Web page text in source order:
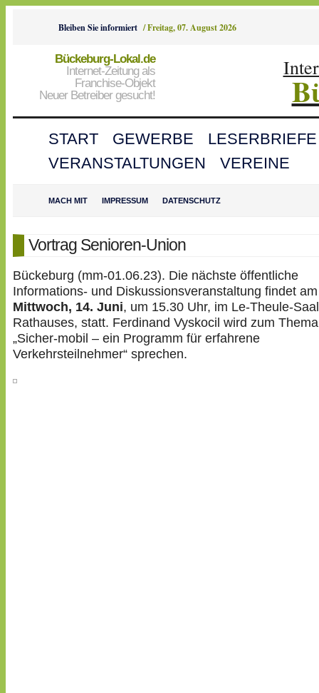
Bleiben Sie informiert /Freitag, 07. August 2026
Bückeburg-Lokal.de
Internet-Zeitung als
Franchise-Objekt
Neuer Betreiber gesucht!
START GEWERBE
LESERBRIEFE
VERANSTALTUNGEN
VEREINE
MACH MIT IMPRESSUM DATENSCHUTZ
Vortrag Senioren-Union
Bückeburg (mm-01.06.23). Die nächste öffentliche
Informations- und Diskussionsveranstaltung findet am
Mittwoch, 14. Juni, um 15.30 Uhr, im Le-Theule-
Rathauses, statt. Ferdinand Vyskocil wird zum
„Sicher-mobil – ein Programm für erfahrene
Verkehrsteilnehmer“ sprechen.